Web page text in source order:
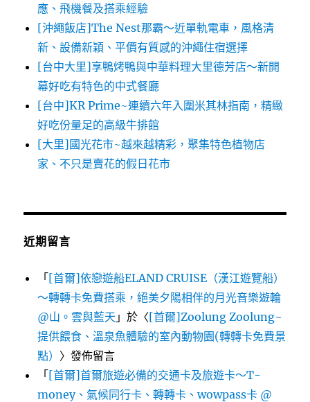
應、飛機餐及搭乘經驗
[沖繩飯店]The Nest那霸～近單軌電車，風格清
新、設備新穎、平價有質感的沖繩住宿選擇
[台中大里]享鴨烤鴨與中華料理大里德芳店～新開
幕好吃有特色的中式餐廳
[台中]KR Prime~連續六年入圍米其林指南，精緻
好吃份量足的高級牛排館
[大里]國光花市~越來越精彩，聚集特色植物店
家、不只是賣花的假日花市
近期留言
「[首爾]依戀遊船ELAND CRUISE（漢江遊覽船）
～轉轉卡免費搭乘，絕美夕陽相伴的月光音樂遊輪
@山。雲與藍天 」於〈[首爾]Zoolung Zoolung~
提供餵食、溫泉魚體驗的室內動物園(轉轉卡免費景
點） 〉發佈留言
「[首爾]首爾旅遊必備的交通卡及旅遊卡～T-
money、氣候同行卡、轉轉卡、wowpass卡 @